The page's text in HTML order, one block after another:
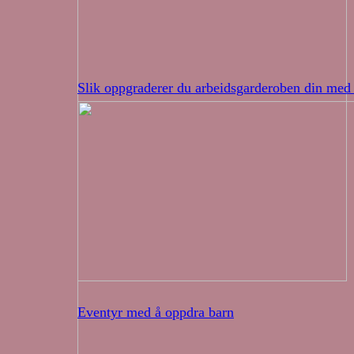
Slik oppgraderer du arbeidsgarderoben din
Eventyr med å oppdra barn